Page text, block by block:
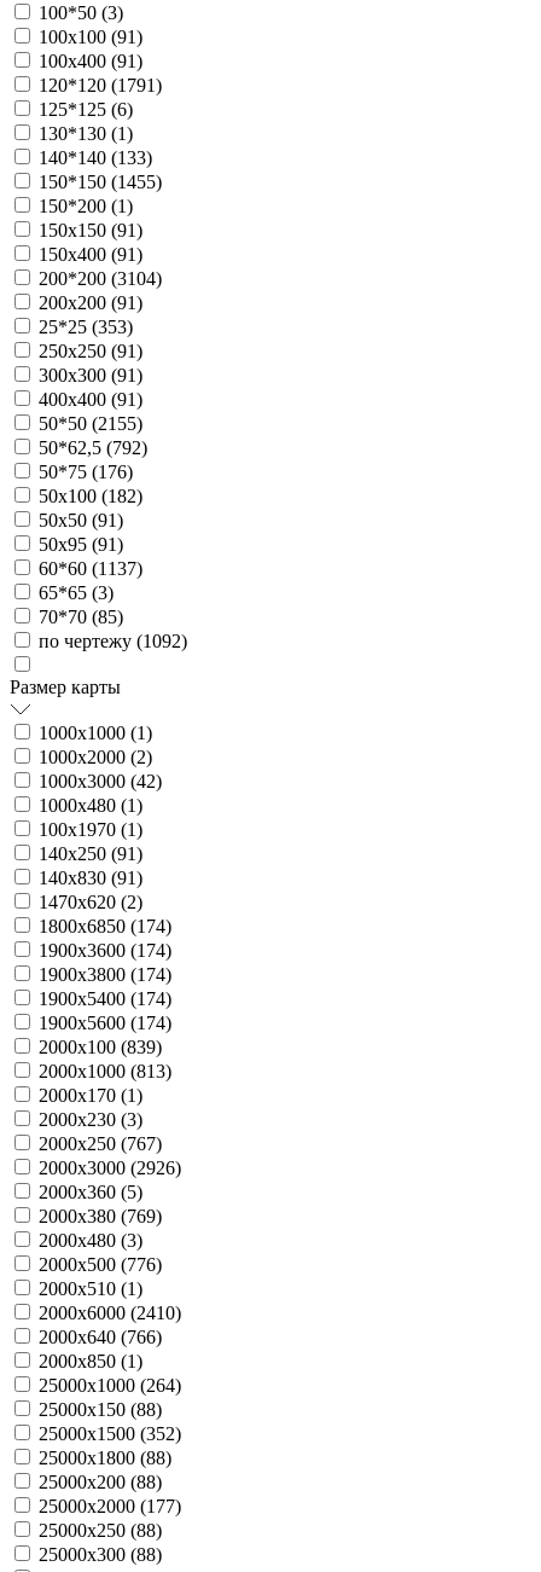
100*50 (3)
100х100 (91)
100х400 (91)
120*120 (1791)
125*125 (6)
130*130 (1)
140*140 (133)
150*150 (1455)
150*200 (1)
150х150 (91)
150х400 (91)
200*200 (3104)
200х200 (91)
25*25 (353)
250х250 (91)
300х300 (91)
400х400 (91)
50*50 (2155)
50*62,5 (792)
50*75 (176)
50х100 (182)
50х50 (91)
50х95 (91)
60*60 (1137)
65*65 (3)
70*70 (85)
по чертежу (1092)
Размер карты
1000х1000 (1)
1000х2000 (2)
1000х3000 (42)
1000х480 (1)
100х1970 (1)
140х250 (91)
140х830 (91)
1470х620 (2)
1800х6850 (174)
1900х3600 (174)
1900х3800 (174)
1900х5400 (174)
1900х5600 (174)
2000х100 (839)
2000х1000 (813)
2000х170 (1)
2000х230 (3)
2000х250 (767)
2000х3000 (2926)
2000х360 (5)
2000х380 (769)
2000х480 (3)
2000х500 (776)
2000х510 (1)
2000х6000 (2410)
2000х640 (766)
2000х850 (1)
25000х1000 (264)
25000х150 (88)
25000х1500 (352)
25000х1800 (88)
25000х200 (88)
25000х2000 (177)
25000х250 (88)
25000х300 (88)